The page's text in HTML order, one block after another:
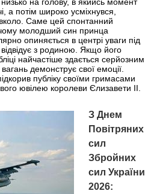
а потім широко усміхнувся,
Саме цей спонтанний
молодший син принца
опиняється в центрі уваги під
відвідує з родиною. Якщо його
найчастіше здається серйозним
демонструє свої емоції.
публіку своїми гримасами
ювілею королеви Єлизавети II.
З Днем
Повітряних
сил
Збройних
сил України
2026: